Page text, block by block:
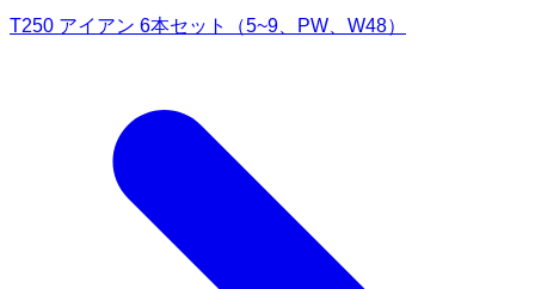
T250 アイアン 6本セット（5~9、PW、W48）